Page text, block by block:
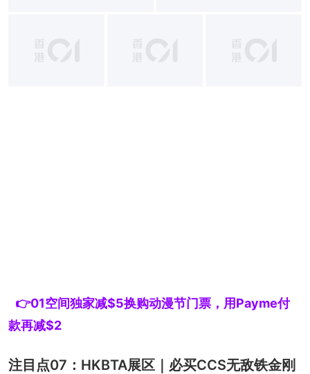
👉01空间独家减$5换购动漫节门票，用Payme付
款再减$2
注目点07：HKBTA展区｜必买CCS无敌铁金刚